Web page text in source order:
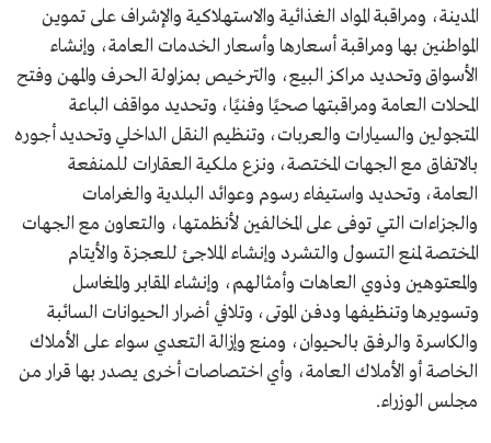
المدينة، ومراقبة المواد الغذائية والاستهلاكية والإشراف على تموين
المواطنين بها ومراقبة أسعارها وأسعار الخدمات العامة، وإنشاء
الأسواق وتحديد مراكز البيع، والترخيص بمزاولة الحرف والمهن وفتح
المحلات العامة ومراقبتها صحيًا وفنيًا، وتحديد مواقف الباعة
المتجولين والسيارات والعربات، وتنظيم النقل الداخلي وتحديد أجوره
بالاتفاق مع الجهات المختصة، ونزع ملكية العقارات للمنفعة
العامة، وتحديد واستيفاء رسوم وعوائد البلدية والغرامات
والجزاءات التي توفى على المخالفين لأنظمتها، والتعاون مع الجهات
المختصة لمنع التسول والتشرد وإنشاء الملاجئ للعجزة والأيتام
والمعتوهين وذوي العاهات وأمثالهم، وإنشاء المقابر والمغاسل
وتسويرها وتنظيفها ودفن الموتى، وتلافي أضرار الحيوانات السائبة
والكاسرة والرفق بالحيوان، ومنع وإزالة التعدي سواء على الأملاك
الخاصة أو الأملاك العامة، وأي اختصاصات أخرى يصدر بها قرار من
مجلس الوزراء.